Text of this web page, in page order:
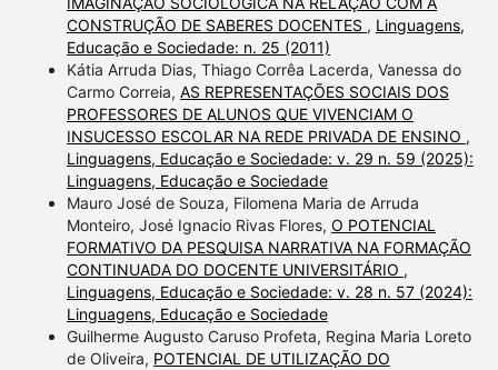
CONSTRUÇÃO DE SABERES DOCENTES , Linguagens,
Educação e Sociedade: n. 25 (2011)
Kátia Arruda Dias, Thiago Corrêa Lacerda, Vanessa do
Carmo Correia, AS REPRESENTAÇÕES SOCIAIS DOS
PROFESSORES DE ALUNOS QUE VIVENCIAM O
INSUCESSO ESCOLAR NA REDE PRIVADA DE ENSINO ,
Linguagens, Educação e Sociedade: v. 29 n. 59 (2025):
Linguagens, Educação e Sociedade
Mauro José de Souza, Filomena Maria de Arruda
Monteiro, José Ignacio Rivas Flores, O POTENCIAL
FORMATIVO DA PESQUISA NARRATIVA NA FORMAÇÃO
CONTINUADA DO DOCENTE UNIVERSITÁRIO ,
Linguagens, Educação e Sociedade: v. 28 n. 57 (2024):
Linguagens, Educação e Sociedade
Guilherme Augusto Caruso Profeta, Regina Maria Loreto
de Oliveira, POTENCIAL DE UTILIZAÇÃO DO